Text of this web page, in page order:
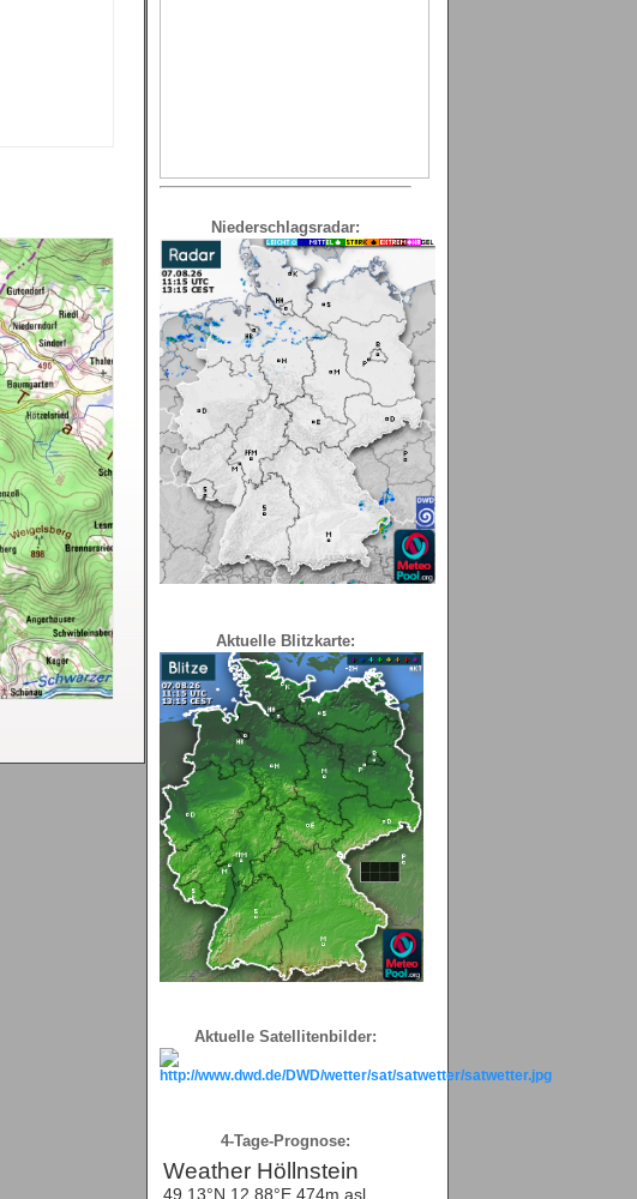
Niederschlagsradar:
Aktuelle Blitzkarte:
Aktuelle Satellitenbilder:
4-Tage-Prognose: